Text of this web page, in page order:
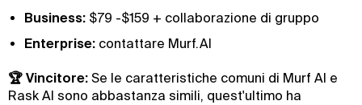
Business: $79 -$159 + collaborazione di gruppo
Enterprise: contattare Murf.AI
🏆 Vincitore: Se le caratteristiche comuni di Murf AI e
Rask AI sono abbastanza simili, quest'ultimo ha